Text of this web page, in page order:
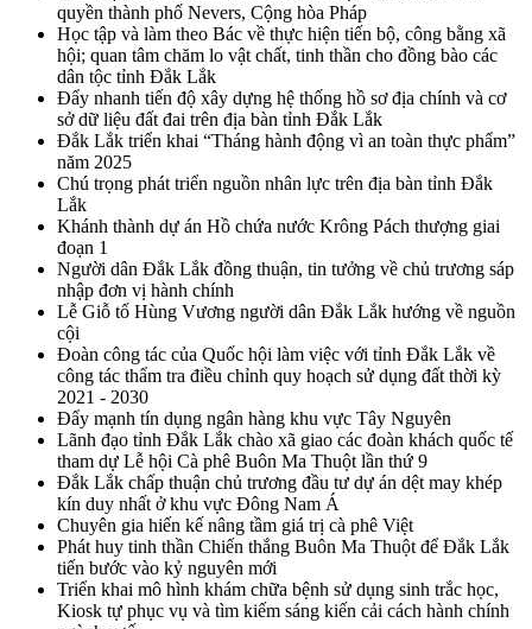
quyền thành phố Nevers, Cộng hòa Pháp
Học tập và làm theo Bác về thực hiện tiến bộ, công bằng xã
hội; quan tâm chăm lo vật chất, tinh thần cho đồng bào các
dân tộc tỉnh Đắk Lắk
Đẩy nhanh tiến độ xây dựng hệ thống hồ sơ địa chính và cơ
sở dữ liệu đất đai trên địa bàn tỉnh Đắk Lắk
Đắk Lắk triển khai “Tháng hành động vì an toàn thực phẩm”
năm 2025
Chú trọng phát triển nguồn nhân lực trên địa bàn tỉnh Đắk
Lắk
Khánh thành dự án Hồ chứa nước Krông Pách thượng giai
đoạn 1
Người dân Đắk Lắk đồng thuận, tin tưởng về chủ trương sáp
nhập đơn vị hành chính
Lễ Giỗ tổ Hùng Vương người dân Đắk Lắk hướng về nguồn
cội
Đoàn công tác của Quốc hội làm việc với tỉnh Đắk Lắk về
công tác thẩm tra điều chỉnh quy hoạch sử dụng đất thời kỳ
2021 - 2030
Đẩy mạnh tín dụng ngân hàng khu vực Tây Nguyên
Lãnh đạo tỉnh Đắk Lắk chào xã giao các đoàn khách quốc tế
tham dự Lễ hội Cà phê Buôn Ma Thuột lần thứ 9
Đắk Lắk chấp thuận chủ trương đầu tư dự án dệt may khép
kín duy nhất ở khu vực Đông Nam Á
Chuyên gia hiến kế nâng tầm giá trị cà phê Việt
Phát huy tinh thần Chiến thắng Buôn Ma Thuột để Đắk Lắk
tiến bước vào kỷ nguyên mới
Triển khai mô hình khám chữa bệnh sử dụng sinh trắc học,
Kiosk tự phục vụ và tìm kiếm sáng kiến cải cách hành chính